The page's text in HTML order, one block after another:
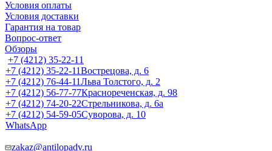
Условия оплаты
Условия доставки
Гарантия на товар
Вопрос-ответ
Обзоры
+7 (4212) 35-22-11
+7 (4212) 35-22-11Вострецова, д. 6
+7 (4212) 76-44-11Льва Толстого, д. 2
+7 (4212) 56-77-77Краснореченская, д. 98
+7 (4212) 74-20-22Стрельникова, д. 6а
+7 (4212) 54-59-05Суворова, д. 10
WhatsApp
zakaz@antilopadv.ru